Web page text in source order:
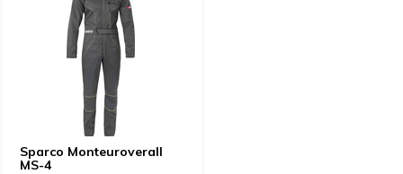
Sparco Monteuroverall
MS-4